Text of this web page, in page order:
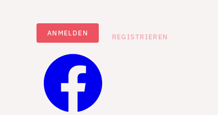
ANMELDEN REGISTRIEREN